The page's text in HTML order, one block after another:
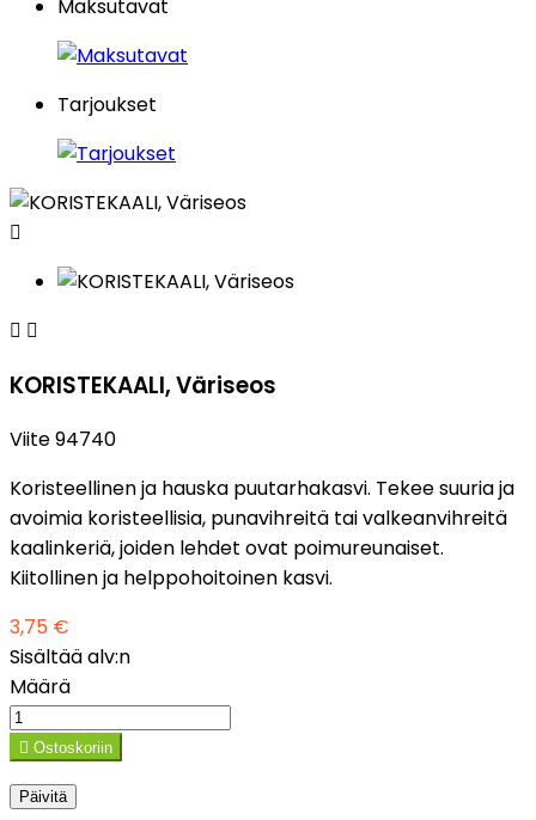
Maksutavat
Tarjoukset

 
KORISTEKAALI, Väriseos
Viite94740
Koristeellinen ja hauska puutarhakasvi. Tekee suuria ja
avoimia koristeellisia, punavihreitä tai valkeanvihreitä
kaalinkeriä, joiden lehdet ovat poimureunaiset.
Kiitollinen ja helppohoitoinen kasvi.
3,75 €
Sisältää alv:n
Määrä
 Ostoskoriin